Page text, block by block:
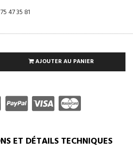
47 35 81
AJOUTER AU PANIER
ET DÉTAILS TECHNIQUES